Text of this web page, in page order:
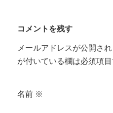
コメントを残す
メールアドレスが公開さ
が付いている欄は必須項
名前 ※